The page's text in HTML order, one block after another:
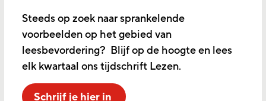
Steeds op zoek naar sprankelende
voorbeelden op het gebied van
leesbevordering? Blijf op de hoogte en lees
elk kwartaal ons tijdschrift Lezen.
Schrijf je hier in